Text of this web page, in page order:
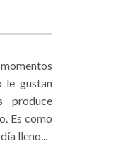
le gustan
produce
Es como
lleno...